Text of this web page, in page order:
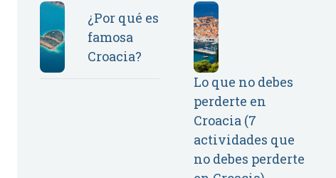
¿Por qué es
famosa
Croacia?
Lo que no debes
perderte en
Croacia (7
actividades que
no debes perderte